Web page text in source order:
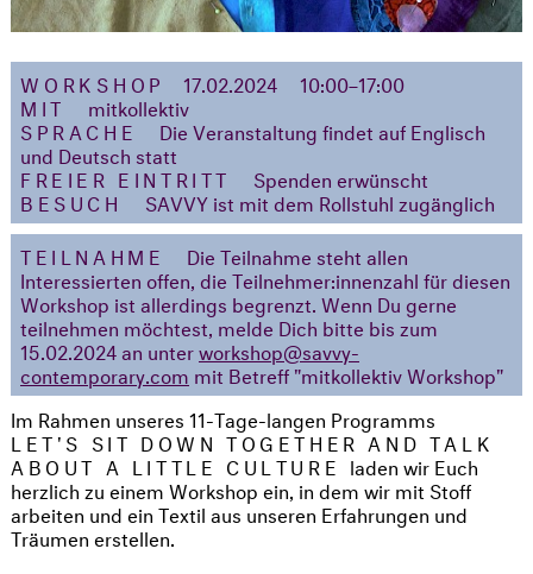
WORKSHOP 17.02.2024
10:00–17:00
MIT
mitkollektiv
SPRACHE
Die Veranstaltung findet auf Englisch
und Deutsch statt
FREIER EINTRITT
Spenden erwünscht
BESUCH
SAVVY ist mit dem Rollstuhl zugänglich
TEILNAHME
Die Teilnahme steht allen
Interessierten offen, die Teilnehmer:innenzahl für diesen
Workshop ist allerdings begrenzt. Wenn Du gerne
teilnehmen möchtest, melde Dich bitte bis zum
15.02.2024 an unterworkshop@savvy-
contemporary.com mit Betreff "mitkollektiv Workshop"
Im Rahmen unseres 11-Tage-langen Programms
LET'S SIT DOWN TOGETHER AND TALK
ABOUT A LITTLE CULTURE laden wir Euch
herzlich zu einem Workshop ein, in dem wir mit Stoff
arbeiten und ein Textil aus unseren Erfahrungen und
Träumen erstellen.